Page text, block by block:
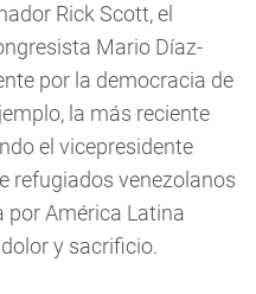
Rick Scott, el
Mario Díaz-
por la democracia de
la más reciente
el vicepresidente
refugiados venezolanos
por América Latina
y sacrificio.